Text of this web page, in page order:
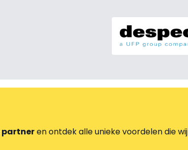
partneren ontdek alle unieke voordelen die wij